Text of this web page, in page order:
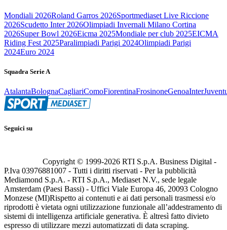
Mondiali 2026Roland Garros 2026Sportmediaset Live Riccione
2026Scudetto Inter 2026Olimpiadi Invernali Milano Cortina
2026Super Bowl 2026Eicma 2025Mondiale per club 2025EICMA
Riding Fest 2025Paralimpiadi Parigi 2024Olimpiadi Parigi
2024Euro 2024
Squadra Serie A
AtalantaBolognaCagliariComoFiorentinaFrosinoneGenoaInter
Seguici su
Copyright © 1999-2026 RTI S.p.A. Business Digital -
P.Iva 03976881007 - Tutti i diritti riservati - Per la pubblicità
Mediamond S.p.A. - RTI S.p.A., Mediaset N.V., sede legale
Amsterdam (Paesi Bassi) - Uffici Viale Europa 46, 20093 Cologno
Monzese (MI)Rispetto ai contenuti e ai dati personali trasmessi e/o
riprodotti è vietata ogni utilizzazione funzionale all’addestramento di
sistemi di intelligenza artificiale generativa. È altresì fatto divieto
espresso di utilizzare mezzi automatizzati di data scraping.